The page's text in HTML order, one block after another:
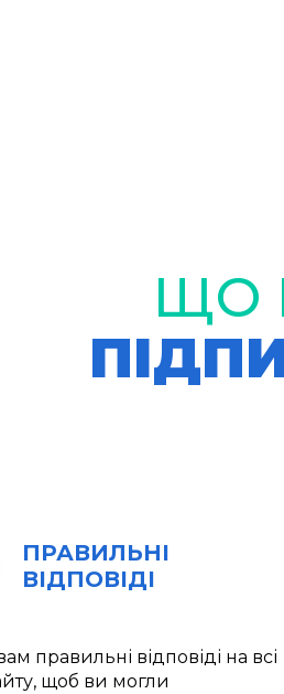
ЩО
ПРАВИЛЬНІ
ВІДПОВІДІ
правильні відповіді на всі
щоб ви могли